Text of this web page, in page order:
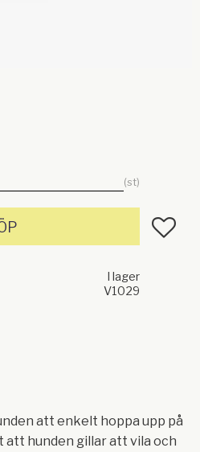
st
Lägg
I lager
V1029
att enkelt hoppa upp på
att hunden gillar att vila och